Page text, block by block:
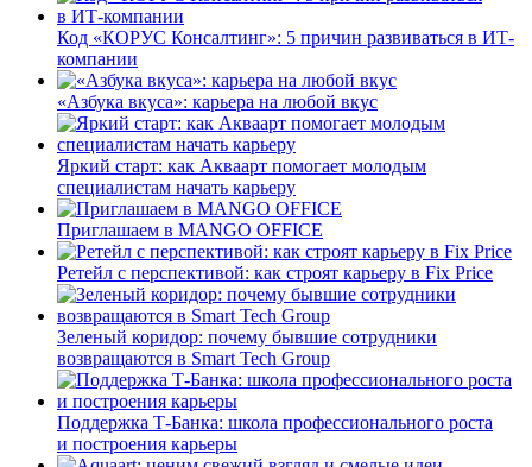
Код «КОРУС Консалтинг»: 5 причин развиваться в ИТ-
компании
«Азбука вкуса»: карьера на любой вкус
Яркий старт: как Акваарт помогает молодым
специалистам начать карьеру
Приглашаем в MANGO OFFICE
Ретейл с перспективой: как строят карьеру в Fix Price
Зеленый коридор: почему бывшие сотрудники
возвращаются в Smart Tech Group
Поддержка Т-Банка: школа профессионального роста
и построения карьеры